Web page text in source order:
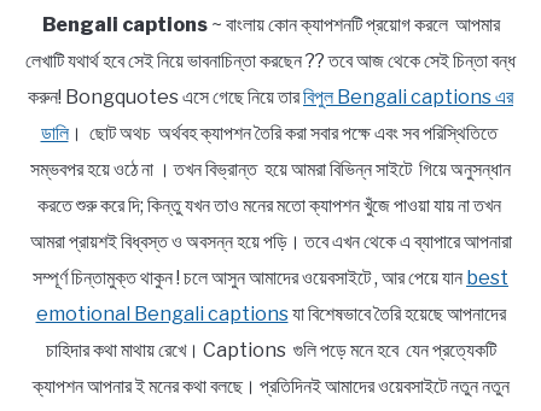
Bengali captions~ বাংলায় কোন ক্যাপশনটি প্রয়োগ করলে আপমার
লেখাটি যথার্থ হবে সেই নিয়ে ভাবনাচিন্তা করছেন ?? তবে আজ থেকে সেই চিন্তা বন্ধ
করুন! Bongquotes এসে গেছে নিয়ে তারবিপুল Bengali captions এর
ডালি। ছোট অথচ অর্থবহ ক্যাপশন তৈরি করা সবার পক্ষে এবং সব পরিস্থিতিতে
সম্ভবপর হয়ে ওঠে না । তখন বিভ্রান্ত হয়ে আমরা বিভিন্ন সাইটে গিয়ে অনুসন্ধান
করতে শুরু করে দি; কিন্তু যখন তাও মনের মতো ক্যাপশন খুঁজে পাওয়া যায় না তখন
আমরা প্রায়শই বিধ্বস্ত ও অবসন্ন হয়ে পড়ি। তবে এখন থেকে এ ব্যাপারে আপনারা
সম্পূর্ণ চিন্তামুক্ত থাকুন ! চলে আসুন আমাদের ওয়েবসাইটে , আর পেয়ে যান best
emotional Bengali captionsযা বিশেষভাবে তৈরি হয়েছে আপনাদের
চাহিদার কথা মাথায় রেখে। Captions গুলি পড়ে মনে হবে যেন প্রত্যেকটি
ক্যাপশন আপনার ই মনের কথা বলছে। প্রতিদিনই আমাদের ওয়েবসাইটে নতুন নতুন